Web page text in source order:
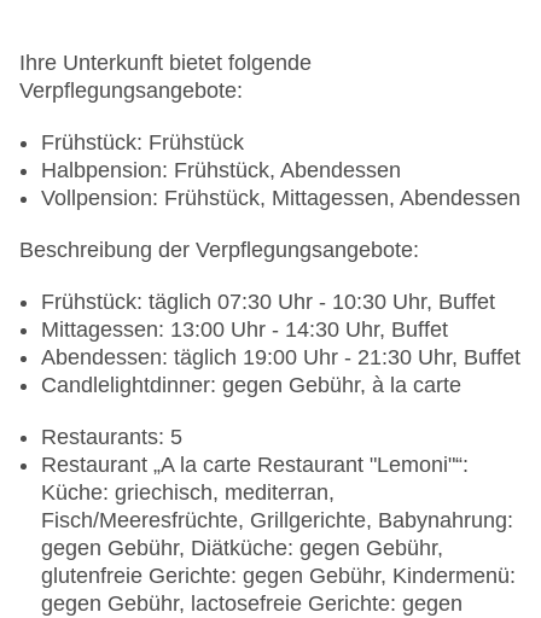
Landeskategorie: 5 Sterne
Ihre Unterkunft bietet folgende
Verpflegungsangebote:
Frühstück: Frühstück
Halbpension: Frühstück, Abendessen
Vollpension: Frühstück, Mittagessen, Abendessen
Beschreibung der Verpflegungsangebote:
Frühstück: täglich 07:30 Uhr - 10:30 Uhr, Buffet
Mittagessen: 13:00 Uhr - 14:30 Uhr, Buffet
Abendessen: täglich 19:00 Uhr - 21:30 Uhr, Buffet
Candlelightdinner: gegen Gebühr, à la carte
Restaurants: 5
Restaurant „A la carte Restaurant "Lemoni"“:
Küche: griechisch, mediterran,
Fisch/Meeresfrüchte, Grillgerichte, Babynahrung:
gegen Gebühr, Diätküche: gegen Gebühr,
glutenfreie Gerichte: gegen Gebühr, Kindermenü:
gegen Gebühr, lactosefreie Gerichte: gegen